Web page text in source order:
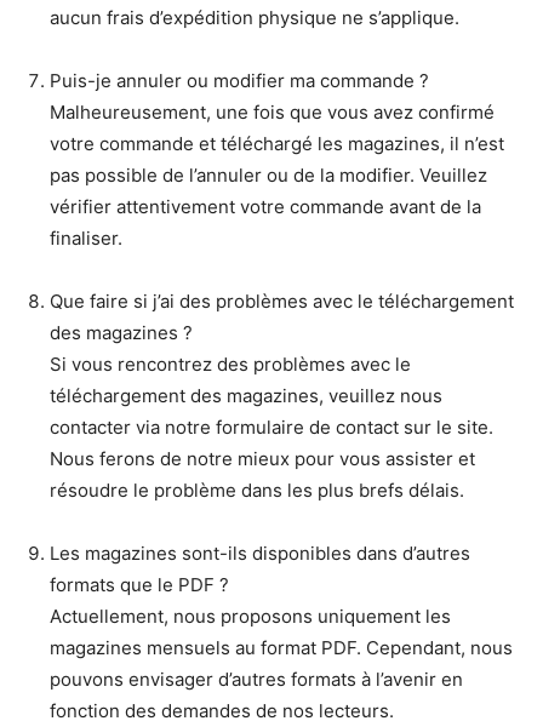
aucun frais d’expédition physique ne s’applique.
Puis-je annuler ou modifier ma commande ?
Malheureusement, une fois que vous avez confirmé
votre commande et téléchargé les magazines, il n’est
pas possible de l’annuler ou de la modifier. Veuillez
vérifier attentivement votre commande avant de la
finaliser.
Que faire si j’ai des problèmes avec le téléchargement
des magazines ?
Si vous rencontrez des problèmes avec le
téléchargement des magazines, veuillez nous
contacter via notre formulaire de contact sur le site.
Nous ferons de notre mieux pour vous assister et
résoudre le problème dans les plus brefs délais.
Les magazines sont-ils disponibles dans d’autres
formats que le PDF ?
Actuellement, nous proposons uniquement les
magazines mensuels au format PDF. Cependant, nous
pouvons envisager d’autres formats à l’avenir en
fonction des demandes de nos lecteurs.